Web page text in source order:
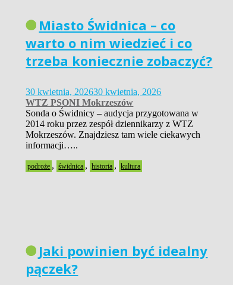
Miasto Świdnica – co
warto o nim wiedzieć i co
trzeba koniecznie zobaczyć?
30 kwietnia, 202630 kwietnia, 2026
WTZ PSONI Mokrzeszów
Sonda o Świdnicy – audycja przygotowana w
2014 roku przez zespół dziennikarzy z WTZ
Mokrzeszów. Znajdziesz tam wiele ciekawych
informacji…..
podroże , świdnica , historia , kultura
Jaki powinien być idealny
pączek?